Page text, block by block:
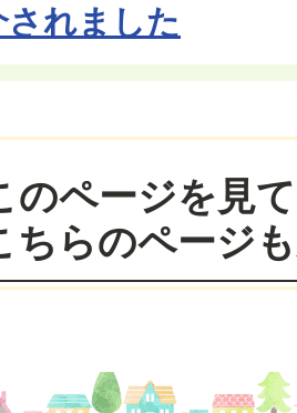
されました
のページを見
ちらのページ